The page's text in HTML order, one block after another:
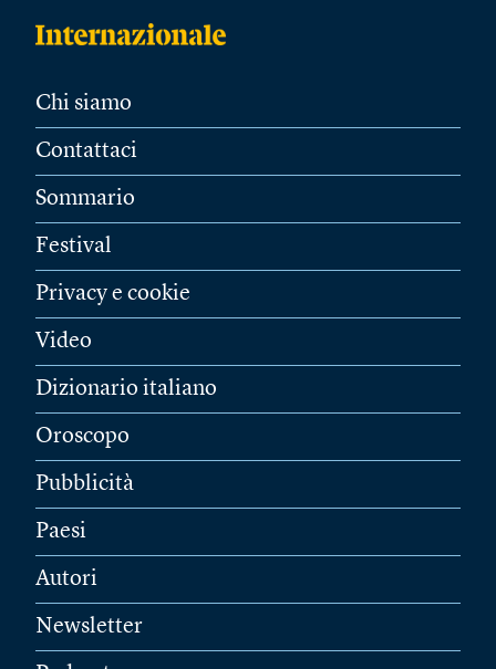
Chi siamo
Contattaci
Sommario
Festival
Privacy e cookie
Video
Dizionario italiano
Oroscopo
Pubblicità
Paesi
Autori
Newsletter